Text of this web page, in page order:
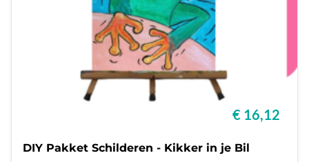
€ 16,12
DIY Pakket Schilderen - Kikker in je Bil